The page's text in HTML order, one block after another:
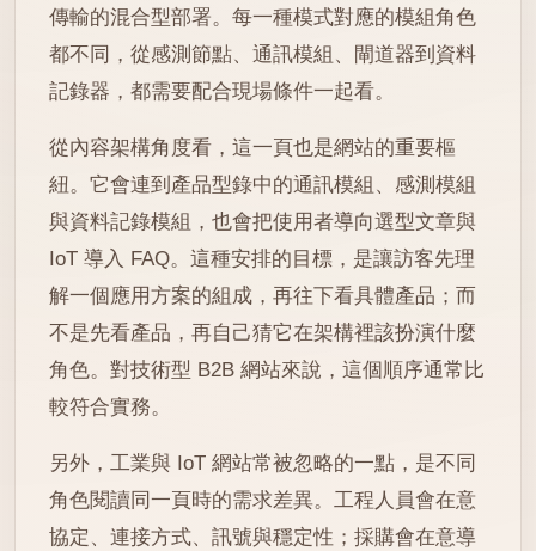
傳輸的混合型部署。每一種模式對應的模組角色
都不同，從感測節點、通訊模組、閘道器到資料
記錄器，都需要配合現場條件一起看。
從內容架構角度看，這一頁也是網站的重要樞
紐。它會連到產品型錄中的通訊模組、感測模組
與資料記錄模組，也會把使用者導向選型文章與
IoT 導入 FAQ。這種安排的目標，是讓訪客先理
解一個應用方案的組成，再往下看具體產品；而
不是先看產品，再自己猜它在架構裡該扮演什麼
角色。對技術型 B2B 網站來說，這個順序通常比
較符合實務。
另外，工業與 IoT 網站常被忽略的一點，是不同
角色閱讀同一頁時的需求差異。工程人員會在意
協定、連接方式、訊號與穩定性；採購會在意導